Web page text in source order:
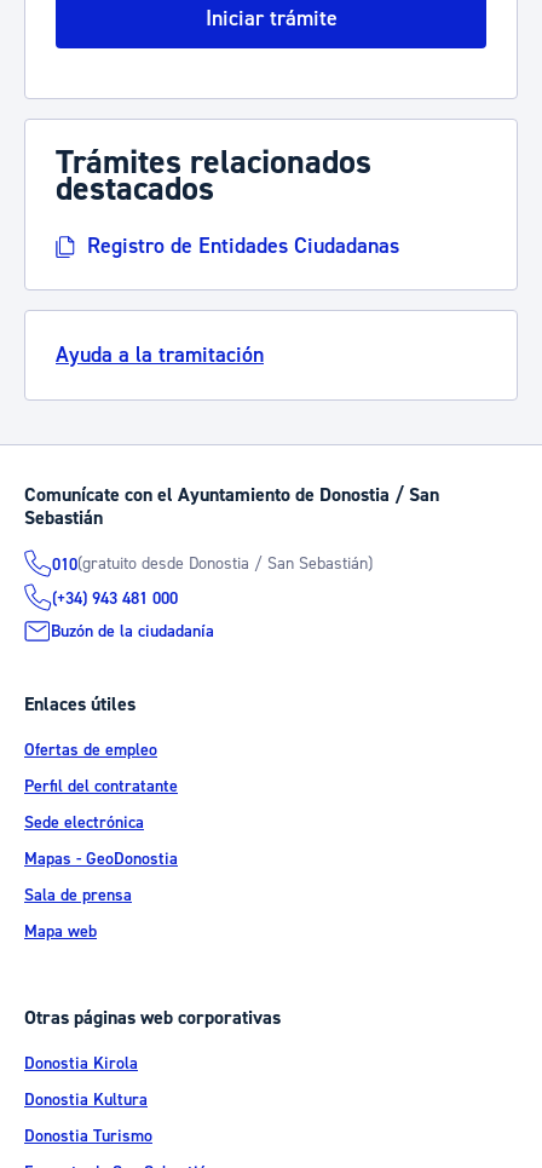
Iniciar trámite
Trámites relacionados
destacados
Registro de Entidades Ciudadanas
Ayuda a la tramitación
Comunícate con el Ayuntamiento de Donostia / San
Sebastián
010(gratuito desde Donostia / San Sebastián)
(+34) 943 481 000
Buzón de la ciudadanía
Enlaces útiles
Ofertas de empleo
Perfil del contratante
Sede electrónica
Mapas - GeoDonostia
Sala de prensa
Mapa web
Otras páginas web corporativas
Donostia Kirola
Donostia Kultura
Donostia Turismo